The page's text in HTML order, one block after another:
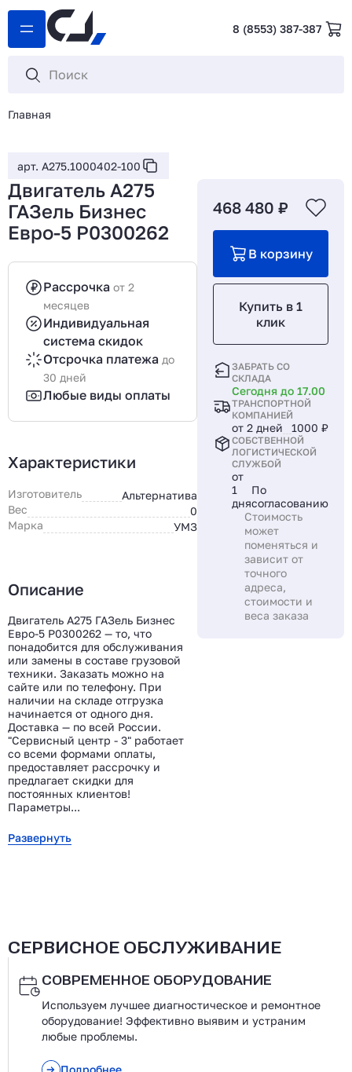
8 (8553) 387-387
Главная
арт. A275.1000402-100
Двигатель А275
ГАЗель Бизнес
Евро-5 P0300262
Рассрочка от 2
месяцев
Индивидуальная
система скидок
Отсрочка платежа до
30 дней
Любые виды оплаты
Характеристики
Изготовитель
Альтернатива
Вес
0
Марка
УМЗ
Описание
Двигатель А275 ГАЗель Бизнес
Евро-5 P0300262 — то, что
понадобится для обслуживания
или замены в составе грузовой
техники. Заказать можно на
сайте или по телефону. При
наличии на складе отгрузка
начинается от одного дня.
Доставка — по всей России.
"Сервисный центр - 3" работает
со всеми формами оплаты,
предоставляет рассрочку и
предлагает скидки для
постоянных клиентов!
Параметры...
Развернуть
468 480 ₽
В корзину
Купить в 1
клик
ЗАБРАТЬ СО
СКЛАДА
Сегодня до 17.00
ТРАНСПОРТНОЙ
КОМПАНИЕЙ
от 2 дней 1000 ₽
СОБСТВЕННОЙ
ЛОГИСТИЧЕСКОЙ
СЛУЖБОЙ
от
1
дня
По
согласованию
Стоимость
может
поменяться и
зависит от
точного
адреса,
стоимости и
веса заказа
СЕРВИСНОЕ ОБСЛУЖИВАНИЕ
СОВРЕМЕННОЕ ОБОРУДОВАНИЕ
Используем лучшее диагностическое и ремонтное
оборудование! Эффективно выявим и устраним
любые проблемы.
Подробнее